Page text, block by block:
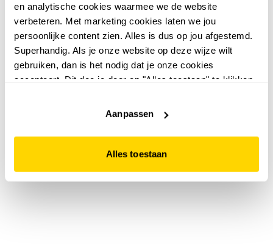
en analytische cookies waarmee we de website
verbeteren. Met marketing cookies laten we jou
persoonlijke content zien. Alles is dus op jou afgestemd.
Superhandig. Als je onze website op deze wijze wilt
gebruiken, dan is het nodig dat je onze cookies
accepteert. Dit doe je door op "Alles toestaan" te klikken.
website niet optimaal functioneert.
Aanpassen
Alles toestaan